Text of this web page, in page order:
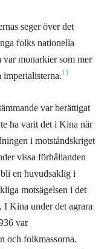
seger över det
folks nationella
var monarkier som mer
11
var berättigat
ha varit det i Kina när
i motståndskriget
vissa förhållanden
en huvudsaklig i
motsägelsen i det
I Kina under det agrara
var
och folkmassorna.